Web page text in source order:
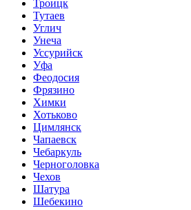
Троицк
Тутаев
Углич
Унеча
Уссурийск
Уфа
Феодосия
Фрязино
Химки
Хотьково
Цимлянск
Чапаевск
Чебаркуль
Черноголовка
Чехов
Шатура
Шебекино